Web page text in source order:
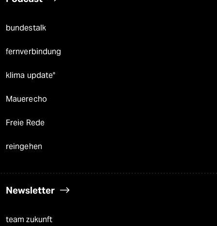
bundestalk
fernverbindung
klima update°
Mauerecho
Freie Rede
reingehen
Newsletter
team zukunft